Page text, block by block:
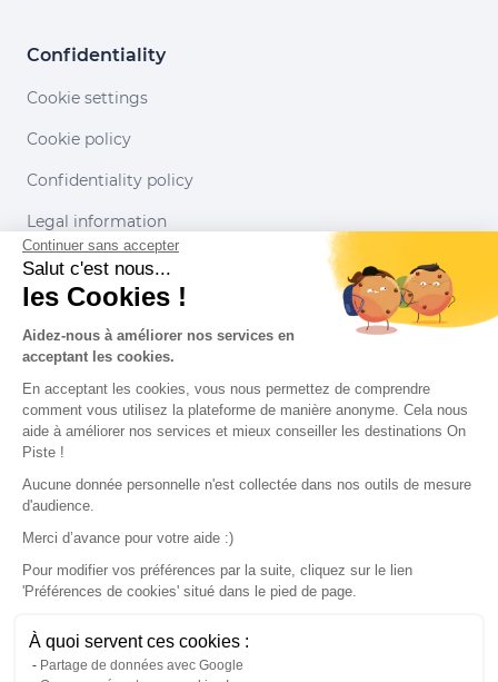
Confidentiality
Cookie settings
Cookie policy
Confidentiality policy
Legal information
Conditions of use
Our partners
v. 1.45.0
Continuer sans accepter
Salut c'est nous...
les Cookies !
Aidez-nous à améliorer nos services en
acceptant les cookies.
En acceptant les cookies, vous nous permettez de comprendre
comment vous utilisez la plateforme de manière anonyme. Cela nous
aide à améliorer nos services et mieux conseiller les destinations On
Piste !
Aucune donnée personnelle n'est collectée dans nos outils de mesure
d'audience.
Merci d’avance pour votre aide :)
Pour modifier vos préférences par la suite, cliquez sur le lien
'Préférences de cookies' situé dans le pied de page.
À quoi servent ces cookies :
Partage de données avec Google